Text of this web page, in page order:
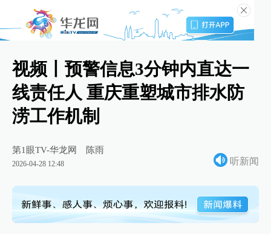
视频丨预警信息3分钟内直达一
线责任人 重庆重塑城市排水防
涝工作机制
第1眼TV-华龙网 陈雨
2026-04-28 12:48 听新闻